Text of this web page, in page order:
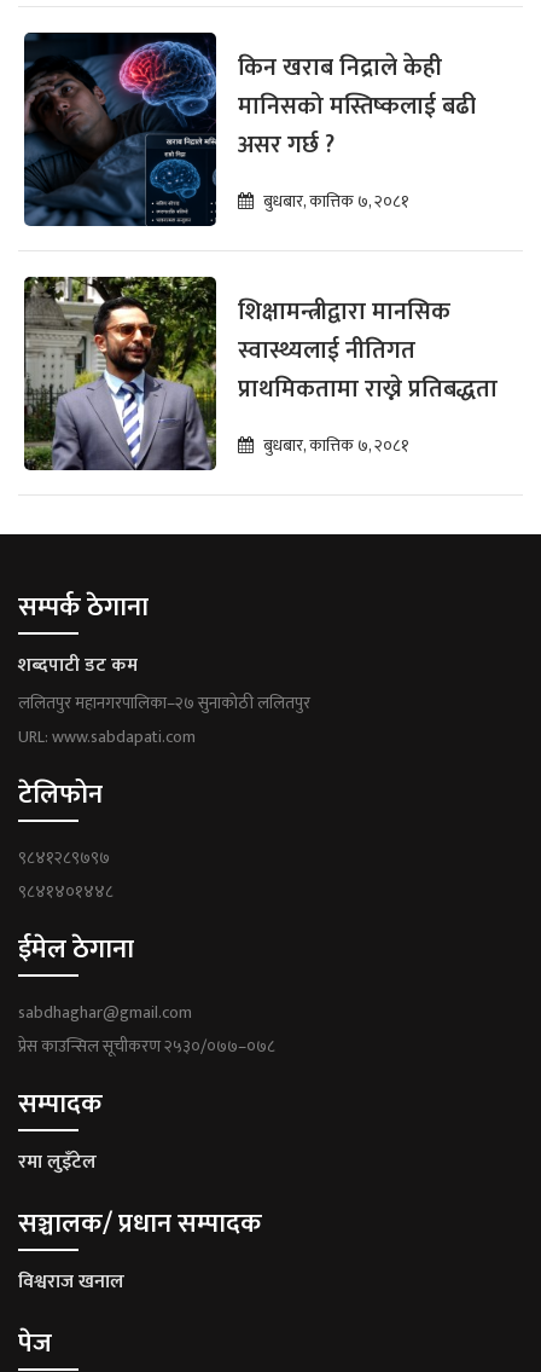
किन खराब निद्राले केही
मानिसको मस्तिष्कलाई बढी
असर गर्छ ?
बुधबार, कात्तिक ७, २०८१
शिक्षामन्त्रीद्वारा मानसिक
स्वास्थ्यलाई नीतिगत
प्राथमिकतामा राख्ने प्रतिबद्धता
बुधबार, कात्तिक ७, २०८१
सम्पर्क ठेगाना
शब्दपाटी डट कम
ललितपुर महानगरपालिका–२७ सुनाकोठी ललितपुर
URL: www.sabdapati.com
टेलिफोन
९८४१२८९७९७
९८४१४०१४४८
ईमेल ठेगाना
sabdhaghar@gmail.com
प्रेस काउन्सिल सूचीकरण २५३०/०७७–०७८
सम्पादक
रमा लुइँटेल
सञ्चालक/ प्रधान सम्पादक
विश्वराज खनाल
पेज